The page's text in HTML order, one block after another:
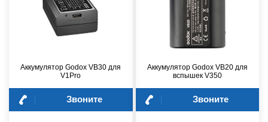
Аккумулятор Godox VB30 для
V1Pro
Звоните
Аккумулятор Godox VB20 для
вспышек V350
Звоните